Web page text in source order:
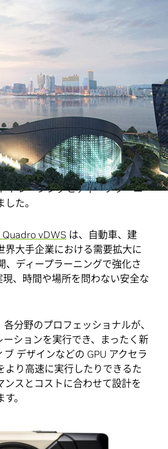
でにないディープラーニ
科学者の皆様に提供しま
化が訪れています。そして、デ
いるのが、NVIDIA Volta GPU
ファレンスの基調講演において、
トレーシングとディープラーニ
た。
Quadro vDWS は、自動車、建
界大手企業における需要拡大に
、ディープラーニングで強化さ
、時間や場所を問わない安全な
分野のプロフェッショナルが、
ションを実行でき、まったく新
デザインなどの GPU アクセラ
より高速に実行したりできるた
スとコストに合わせて設計を
。